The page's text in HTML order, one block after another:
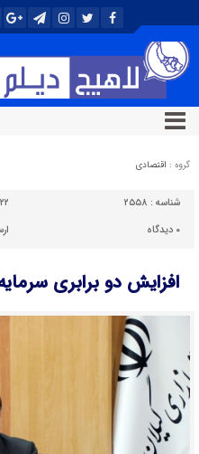
گروه : اقتصادی
شناسه : ۲۵۵۸
۲۲ فروردین ۱۳۹۹ - ۲۰:۳۶
۰ دیدگاه
افزایش دو برابری